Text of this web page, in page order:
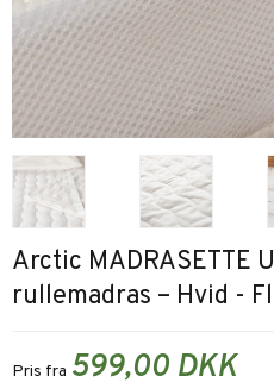
Arctic MADRASETTE
rullemadras – Hvid -
Pris fra 599,00 DKK